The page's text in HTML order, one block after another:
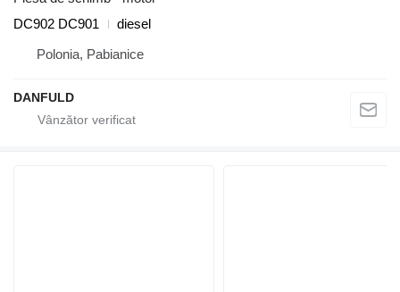
DC902 DC901
diesel
Polonia, Pabianice
DANFULD